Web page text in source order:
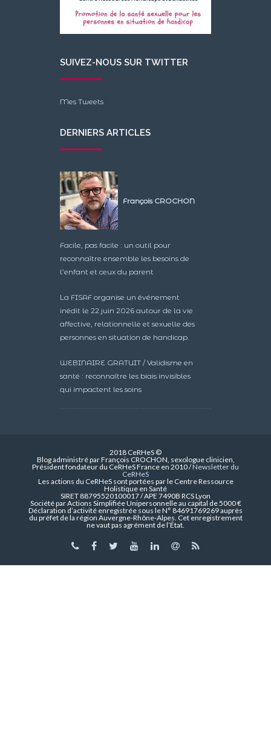
SUIVEZ-NOUS SUR TWITTER
Mes Tweets
DERNIERS ARTICLES
François CROCHON
Facile, pas facile : un outil pour
reconnaître ensemble les besoins de
l’enfant et ceux du parent
La FISAF organise un événement
inédit le 22 juin 2026 autour de la vie
affective, relationnelle et sexuelle des
personnes en situation de handicap.
WEBINAIRE GRATUIT / Validisme en
santé : reconnaître les biais invisibles
qui impactent les soins
2018 CeRHeS ©
Blog administré par François CROCHON, sexologue clinicien,
Président fondateur du CeRHeS France en 2010 /Newsletter du
CeRHeS
Les actions du CeRHeS sont portées par le Centre Ressource
Holistique en Santé
SIRET 88795520100017 / APE 7490B RCS Lyon
Société par Actions Simplifiée Unipersonnelle au capital de 5000 €
Déclaration d’activité enregistrée sous le N° 84691769269 auprès
du préfet de la région Auvergne-Rhône-Alpes. Cet enregistrement
ne vaut pas agrément de l’État.